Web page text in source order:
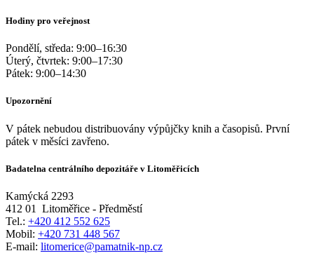
Hodiny pro veřejnost
Pondělí, středa: 9:00–16:30
Úterý, čtvrtek: 9:00–17:30
Pátek: 9:00–14:30
Upozornění
V pátek nebudou distribuovány výpůjčky knih a časopisů. První
pátek v měsíci zavřeno.
Badatelna centrálního depozitáře v Litoměřicích
Kamýcká 2293
412 01
Litoměřice - Předměstí
Tel.: +420 412 552 625
Mobil: +420 731 448 567
E-mail: litomerice@pamatnik-np.cz